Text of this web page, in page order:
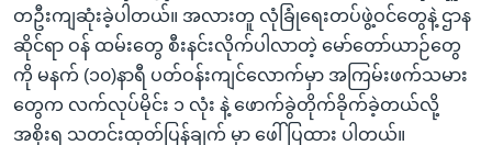
တဦးကျဆုံးခဲ့ပါတယ်။ အလားတူ လုံခြုံရေးတပ်ဖွဲ့ဝင်တွေနဲ့ ဌာန
ဆိုင်ရာ ဝန် ထမ်းတွေ စီးနင်းလိုက်ပါလာတဲ့ မော်တော်ယာဉ်တွေ
ကို မနက် (၁၀)နာရီ ပတ်ဝန်းကျင်လောက်မှာ အကြမ်းဖက်သမား
တွေက လက်လုပ်မိုင်း ၁ လုံး နဲ့ ဖောက်ခွဲတိုက်ခိုက်ခဲ့တယ်လို့
အစိုးရ သတင်းထုတ်ပြန်ချက် မှာ ဖေါ်ပြထား ပါတယ်။